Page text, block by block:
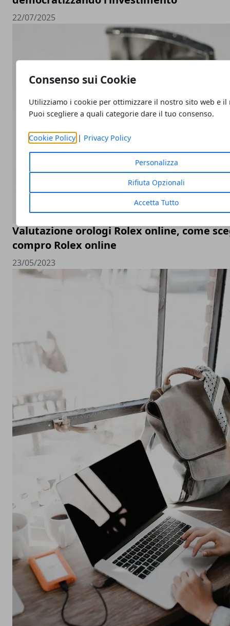
Consenso sui Cookie
Utilizziamo i cookie per ottimizzare il nostro sito web e il
Puoi scegliere a quali categorie dare il tuo consenso.
Cookie Policy| Privacy Policy
Personalizza
Rifiuta Opzionali
Accetta Tutto
22/07/2025
Valutazione orologi Rolex online, come
compro Rolex online
23/05/2023